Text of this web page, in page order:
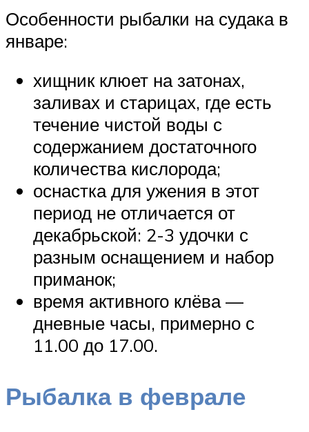
Особенности рыбалки на судака в
январе:
хищник клюет на затонах,
заливах и старицах, где есть
течение чистой воды с
содержанием достаточного
количества кислорода;
оснастка для ужения в этот
период не отличается от
декабрьской: 2-3 удочки с
разным оснащением и набор
приманок;
время активного клёва —
дневные часы, примерно с
11.00 до 17.00.
Рыбалка в феврале